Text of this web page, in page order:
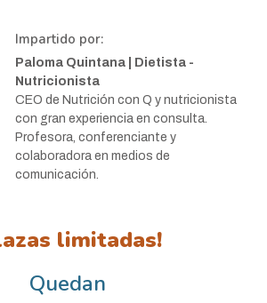
Impartido por:
Paloma Quintana | Dietista -
Nutricionista
CEO de Nutrición con Q y nutricionista
con gran experiencia en consulta.
Profesora, conferenciante y
colaboradora en medios de
comunicación.
limitadas!
Quedan